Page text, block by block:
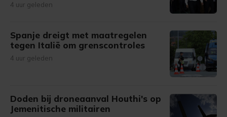
4 uur geleden
Spanje dreigt met maatregelen
tegen Italië om grenscontroles
4 uur geleden
Doden bij droneaanval Houthi's op
Jemenitische militairen